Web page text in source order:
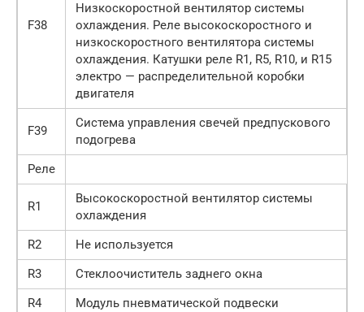
F38
Низкоскоростной вентилятор системы
охлаждения. Реле высокоскоростного и
низкоскоростного вентилятора системы
охлаждения. Катушки реле R1, R5, R10, и R15
электро — распределительной коробки
двигателя
F39
Система управления свечей предпускового
подогрева
Реле
R1
Высокоскоростной вентилятор системы
охлаждения
R2
Не используется
R3
Стеклоочиститель заднего окна
R4
Модуль пневматической подвески